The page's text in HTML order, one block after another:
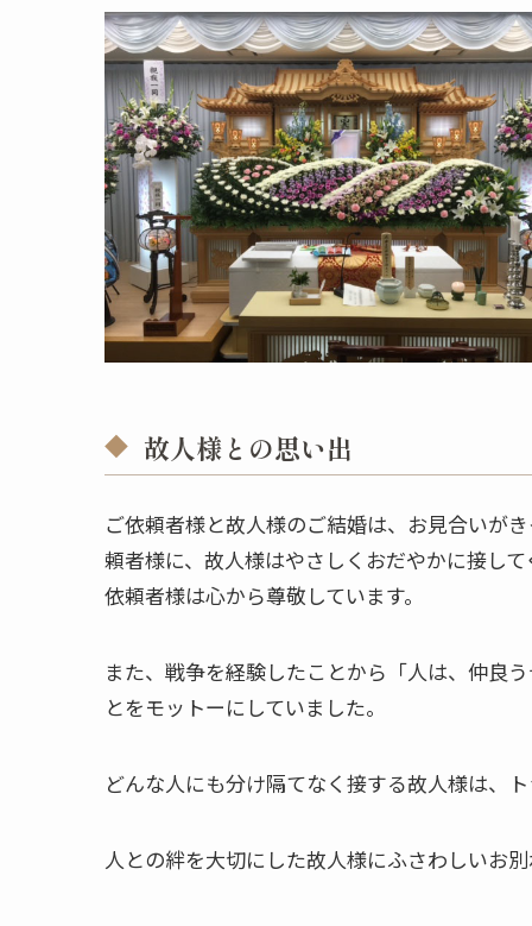
故人様との思い出
ご依頼者様と故人様のご結婚は、お見合いが
頼者様に、故人様はやさしくおだやかに接し
依頼者様は心から尊敬しています。
また、戦争を経験したことから「人は、仲良
とをモットーにしていました。
どんな人にも分け隔てなく接する故人様は、
人との絆を大切にした故人様にふさわしいお